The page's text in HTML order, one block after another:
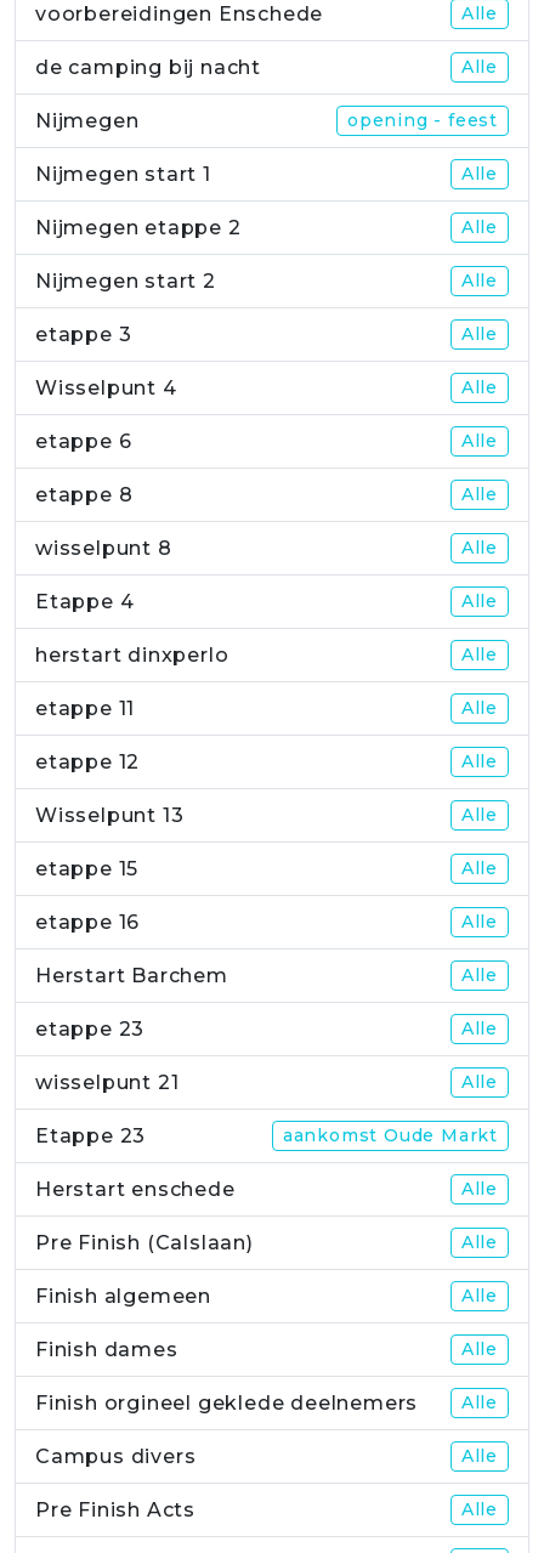
voorbereidingen Enschede Alle
de camping bij nacht Alle
Nijmegen opening - feest
Nijmegen start 1 Alle
Nijmegen etappe 2 Alle
Nijmegen start 2 Alle
etappe 3 Alle
Wisselpunt 4 Alle
etappe 6 Alle
etappe 8 Alle
wisselpunt 8 Alle
Etappe 4 Alle
herstart dinxperlo Alle
etappe 11 Alle
etappe 12 Alle
Wisselpunt 13 Alle
etappe 15 Alle
etappe 16 Alle
Herstart Barchem Alle
etappe 23 Alle
wisselpunt 21 Alle
Etappe 23 aankomst Oude Markt
Herstart enschede Alle
Pre Finish (Calslaan) Alle
Finish algemeen Alle
Finish dames Alle
Finish orgineel geklede deelnemers Alle
Campus divers Alle
Pre Finish Acts Alle